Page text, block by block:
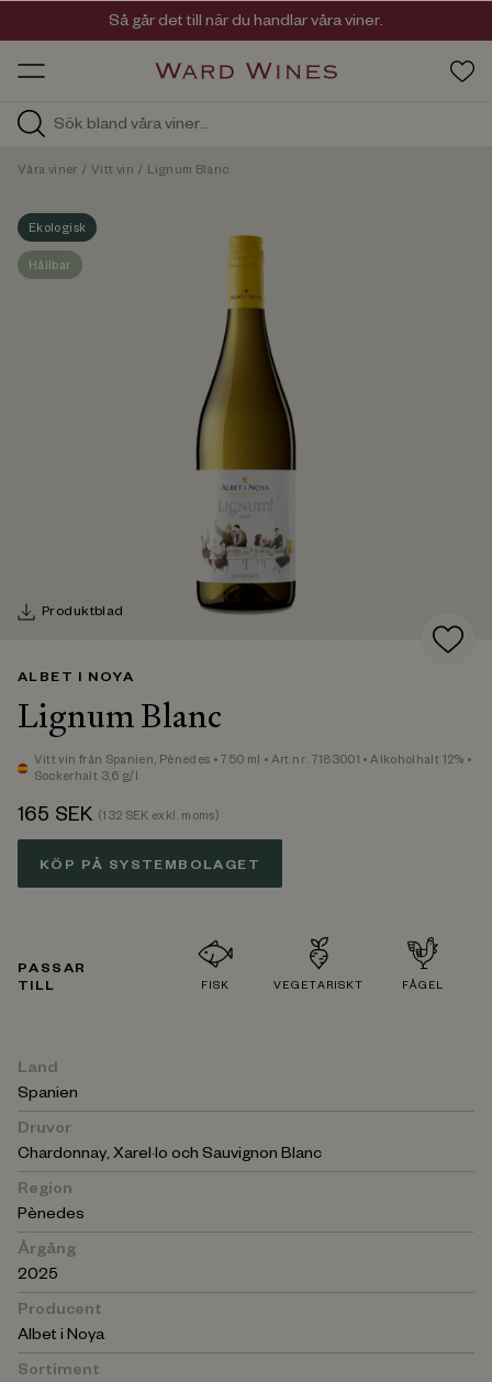
HOS
Viner med kvalitet, ursprung & personlighet
Så går det till när du handlar våra viner.
Ekologisk
Hållbar
Våra viner / Vitt vin / Lignum Blanc
Produktblad
ALBET I NOYA
Lignum Blanc
Vitt vin från Spanien, Pènedes • 750 ml • Art.nr. 7183001 • Alkoholhalt 12% •
Sockerhalt 3,6 g/l
165 SEK (132 SEK exkl. moms)
KÖP PÅ SYSTEMBOLAGET
PASSAR
TILL
FISK VEGETARISKT FÅGEL
Land
Spanien
Druvor
Chardonnay, Xarel·lo och Sauvignon Blanc
Region
Pènedes
Årgång
2025
Producent
Albet i Noya
Sortiment